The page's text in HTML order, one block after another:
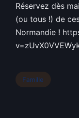
Réservez dès
(ou tous !) de
Normandie !
Famille